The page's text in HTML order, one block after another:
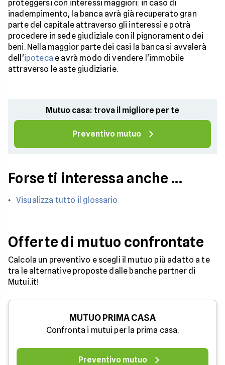
proteggersi con interessi maggiori: in caso di
inadempimento, la banca avrà già recuperato gran
parte del capitale attraverso gli interessi e potrà
procedere in sede giudiziale con il pignoramento dei
beni. Nella maggior parte dei casi la banca si avvalerà
dell'ipoteca e avrà modo di vendere l'immobile
attraverso le aste giudiziarie.
Mutuo casa: trova il migliore per te
Preventivo mutuo
Forse ti interessa anche ...
Visualizza tutto il glossario
Offerte di mutuo confrontate
Calcola un preventivo e scegli il mutuo più adatto a te
tra le alternative proposte dalle banche partner di
Mutui.it!
MUTUO PRIMA CASA
Confronta i mutui per la prima casa.
Preventivo mutuo